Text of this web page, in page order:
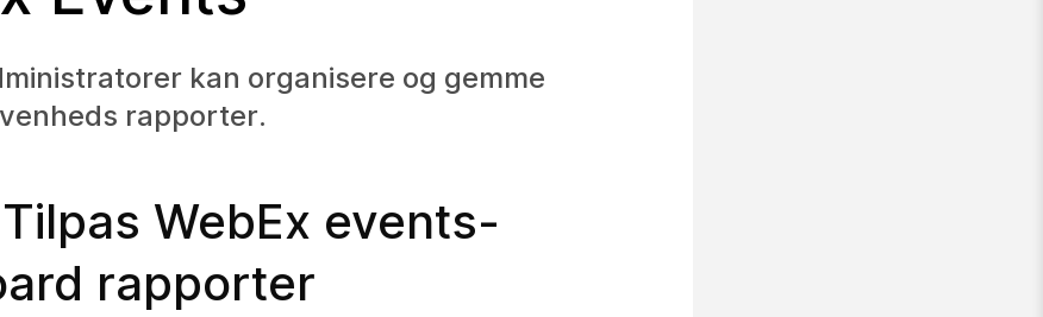
kan organisere og gemme
rapporter.
WebEx events-
rapporter